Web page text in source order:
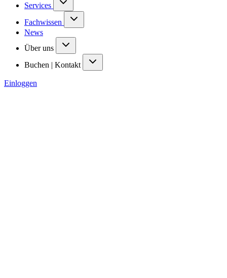
Services
Fachwissen
News
Über uns
Buchen | Kontakt
Einloggen